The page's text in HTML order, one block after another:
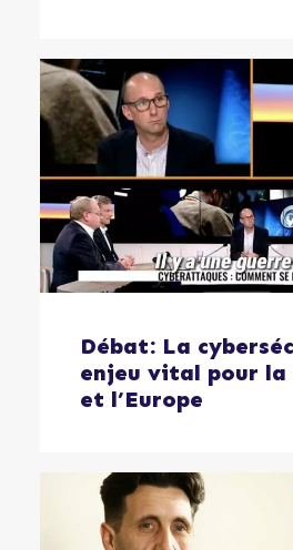
Débat: La
enjeu vital pour la
et l’Europe